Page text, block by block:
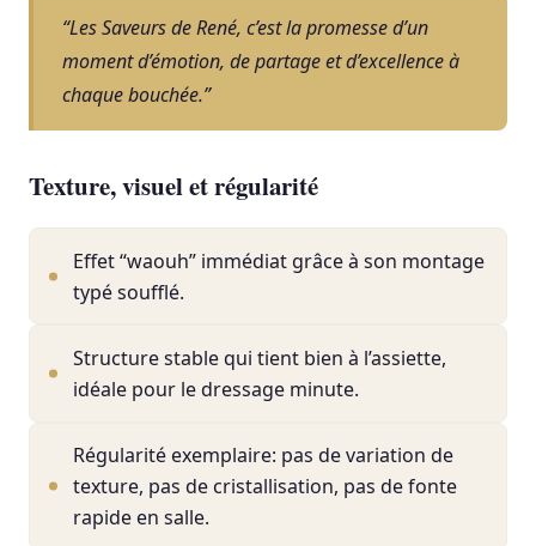
“Les Saveurs de René, c’est la promesse d’un
moment d’émotion, de partage et d’excellence à
chaque bouchée.”
Texture, visuel et régularité
Effet “waouh” immédiat grâce à son montage
typé soufflé.
Structure stable qui tient bien à l’assiette,
idéale pour le dressage minute.
Régularité exemplaire: pas de variation de
texture, pas de cristallisation, pas de fonte
rapide en salle.